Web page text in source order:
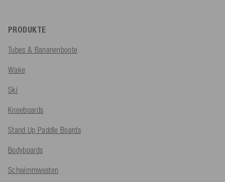
PRODUKTE
Tubes & Bananenboote
Wake
Ski
Kneeboards
Stand Up Paddle Boards
Bodyboards
Schwimmwesten